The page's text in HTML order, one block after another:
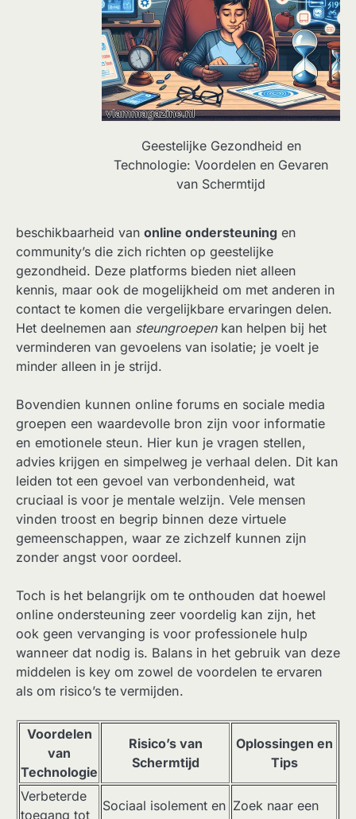
Geestelijke Gezondheid en
Technologie: Voordelen en Gevaren
van Schermtijd
beschikbaarheid van online ondersteuning en
community’s die zich richten op geestelijke
gezondheid. Deze platforms bieden niet alleen
kennis, maar ook de mogelijkheid om met anderen in
contact te komen die vergelijkbare ervaringen delen.
Het deelnemen aan steungroepenkan helpen bij het
verminderen van gevoelens van isolatie; je voelt je
minder alleen in je strijd.
Bovendien kunnen online forums en sociale media
groepen een waardevolle bron zijn voor informatie
en emotionele steun. Hier kun je vragen stellen,
advies krijgen en simpelweg je verhaal delen. Dit kan
leiden tot een gevoel van verbondenheid, wat
cruciaal is voor je mentale welzijn. Vele mensen
vinden troost en begrip binnen deze virtuele
gemeenschappen, waar ze zichzelf kunnen zijn
zonder angst voor oordeel.
Toch is het belangrijk om te onthouden dat hoewel
online ondersteuning zeer voordelig kan zijn, het
ook geen vervanging is voor professionele hulp
wanneer dat nodig is. Balans in het gebruik van deze
middelen is key om zowel de voordelen te ervaren
als om risico’s te vermijden.
Voordelen
van
Technologie
Risico’s van
Schermtijd
Oplossingen en
Tips
Verbeterde
toegang tot
Sociaal isolement en Zoek naar een